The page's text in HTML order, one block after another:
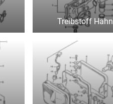
Treibstoff Hahn